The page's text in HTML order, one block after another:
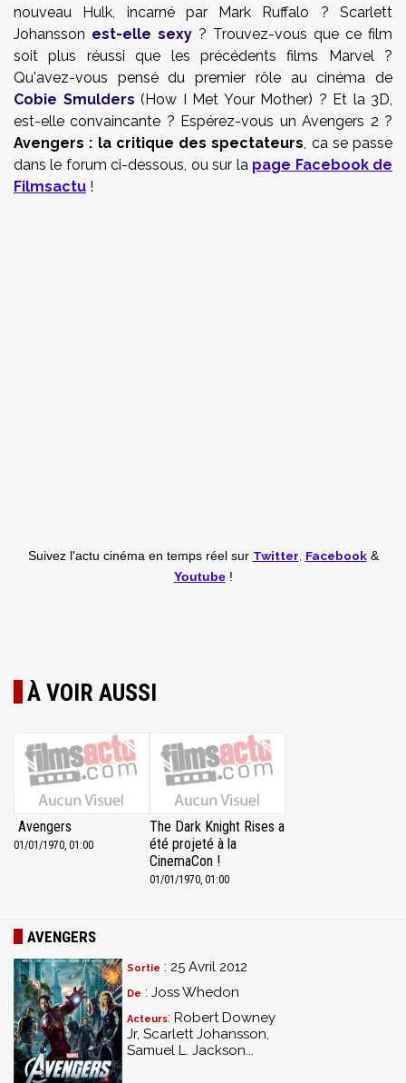
nouveau Hulk, incarné par Mark Ruffalo ? Scarlett
Johansson est-elle sexy ? Trouvez-vous que ce film
soit plus réussi que les précédents films Marvel ?
Qu'avez-vous pensé du premier rôle au cinéma de
Cobie Smulders (How I Met Your Mother) ? Et la 3D,
est-elle convaincante ? Espérez-vous un Avengers 2 ?
Avengers : la critique des spectateurs, ca se passe
dans le forum ci-dessous, ou sur la page Facebook de
Filmsactu !
Suivez l'actu cinéma en temps réel sur Twitter Facebook&
Youtube!
À VOIR AUSSI
Avengers
01/01/1970, 01:00
The Dark Knight Rises a
été projeté à la
CinemaCon !
01/01/1970, 01:00
AVENGERS
Sortie : 25 Avril 2012
De : Joss Whedon
Acteurs: Robert Downey
Jr, Scarlett Johansson,
Samuel L. Jackson...